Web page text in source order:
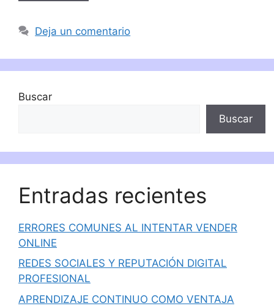
Deja un comentario
Buscar
Buscar
Entradas recientes
ERRORES COMUNES AL INTENTAR VENDER
ONLINE
REDES SOCIALES Y REPUTACIÓN DIGITAL
PROFESIONAL
APRENDIZAJE CONTINUO COMO VENTAJA